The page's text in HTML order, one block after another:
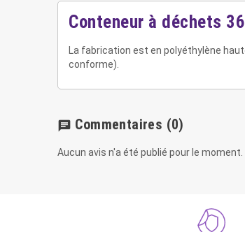
Conteneur à déchets
La fabrication est en polyéthylène
conforme).
chat Commentaires (0)
Aucun avis n'a été publié pour le moment.